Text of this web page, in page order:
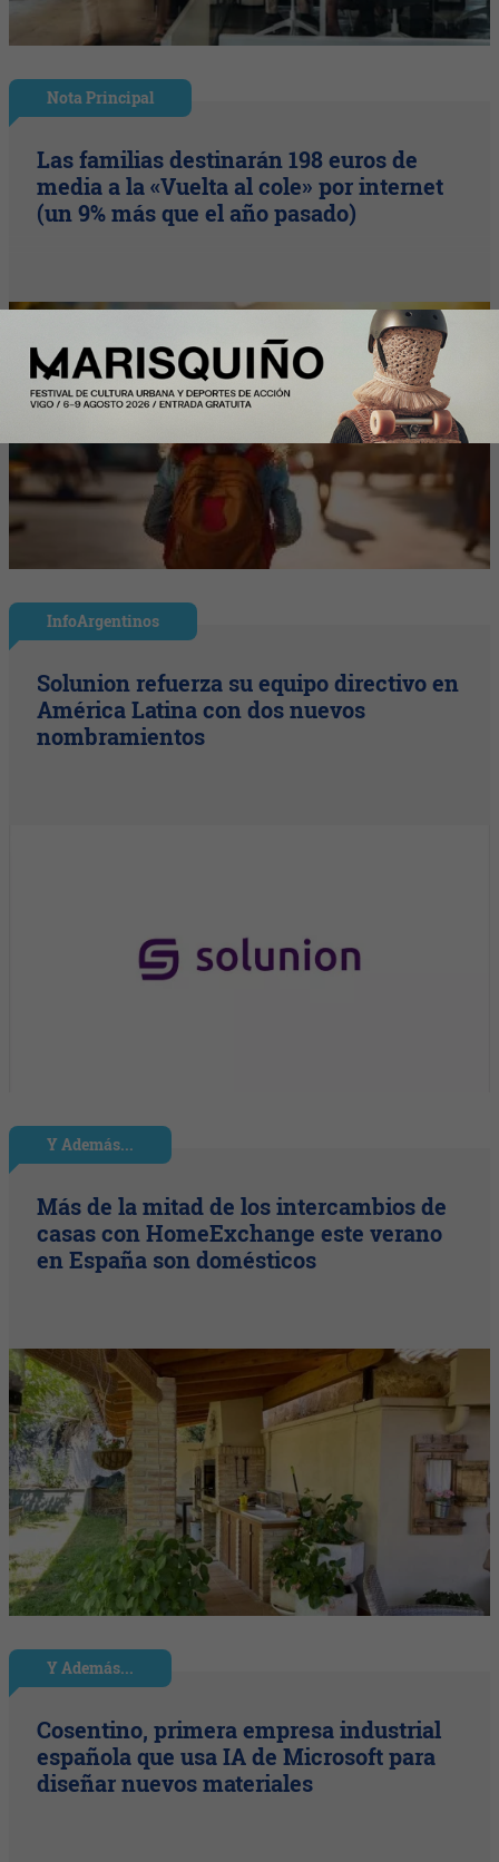
Nota Principal
Las familias destinarán 198 euros de
media a la «Vuelta al cole» por internet
(un 9% más que el año pasado)
InfoArgentinos
Solunion refuerza su equipo directivo en
América Latina con dos nuevos
nombramientos
Y Además...
Más de la mitad de los intercambios de
casas con HomeExchange este verano
en España son domésticos
Y Además...
Cosentino, primera empresa industrial
española que usa IA de Microsoft para
diseñar nuevos materiales